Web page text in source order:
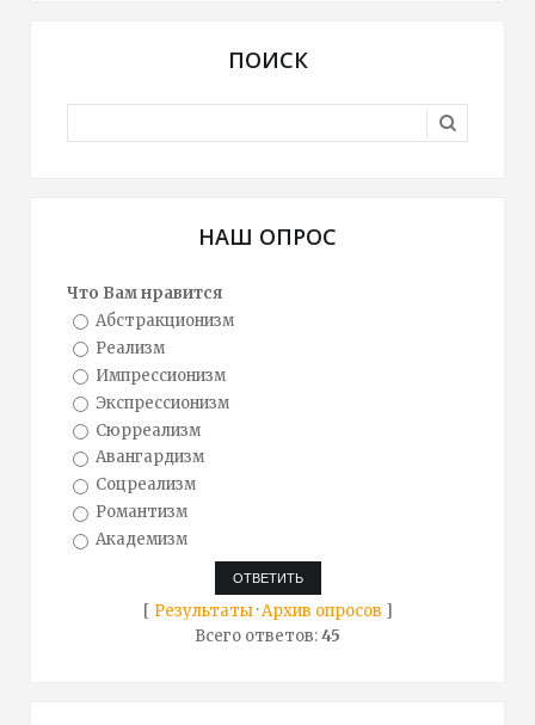
ПОИСК
НАШ ОПРОС
Что Вам нравится
Абстракционизм
Реализм
Импрессионизм
Экспрессионизм
Сюрреализм
Авангардизм
Соцреализм
Романтизм
Академизм
[ Результаты·Архив опросов ]
Всего ответов:45